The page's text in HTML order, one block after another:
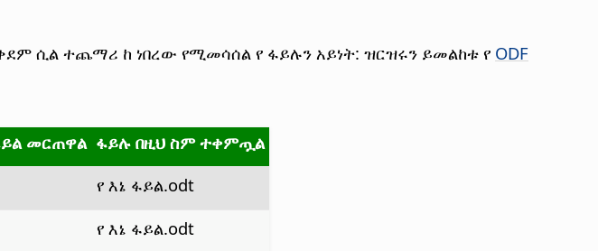
ሲል ተጨማሪ ከ ነበረው የሚመሳሰል የ ፋይሉን አይነት: ዝርዝሩን ይመልከቱ የ ODF
መርጠዋል ፋይሉ በዚህ ስም ተቀምጧል
የ እኔ ፋይል.odt
የ እኔ ፋይል.odt